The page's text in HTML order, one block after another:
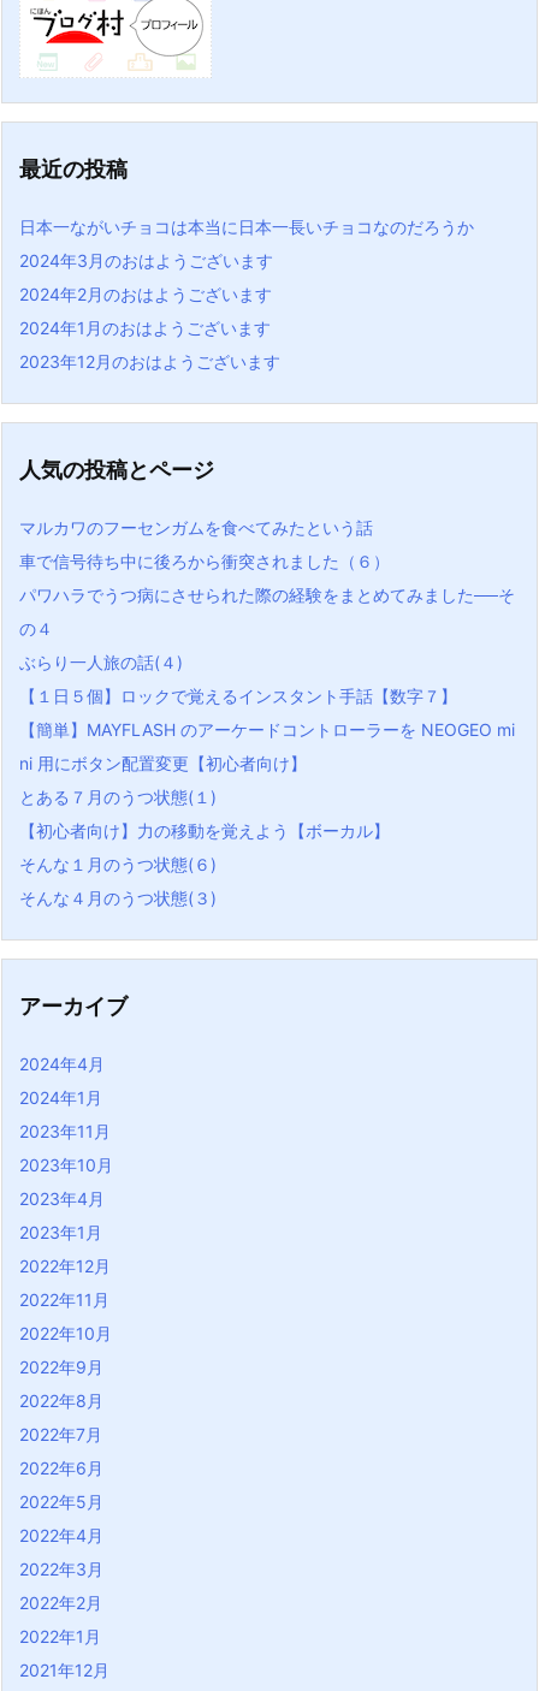
最近の投稿
日本一ながいチョコは本当に日本一長いチョコなのだろうか
2024年3月のおはようございます
2024年2月のおはようございます
2024年1月のおはようございます
2023年12月のおはようございます
人気の投稿とページ
マルカワのフーセンガムを食べてみたという話
車で信号待ち中に後ろから衝突されました（６）
パワハラでうつ病にさせられた際の経験をまとめてみました──そ
の４
ぶらり一人旅の話(４)
【１日５個】ロックで覚えるインスタント手話【数字７】
【簡単】MAYFLASH のアーケードコントローラーを NEOGEO mi
ni 用にボタン配置変更【初心者向け】
とある７月のうつ状態(１)
【初心者向け】力の移動を覚えよう【ボーカル】
そんな１月のうつ状態(６)
そんな４月のうつ状態(３)
アーカイブ
2024年4月
2024年1月
2023年11月
2023年10月
2023年4月
2023年1月
2022年12月
2022年11月
2022年10月
2022年9月
2022年8月
2022年7月
2022年6月
2022年5月
2022年4月
2022年3月
2022年2月
2022年1月
2021年12月